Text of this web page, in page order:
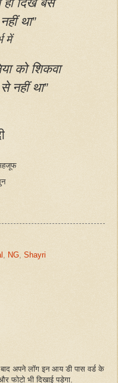
ही दिखे बस
था”
में
को शिकवा
नहीं था”
, NG, Shayri
अपने लॉग इन आय डी पास वर्ड के
फोटो भी दिखाई पड़ेगा.